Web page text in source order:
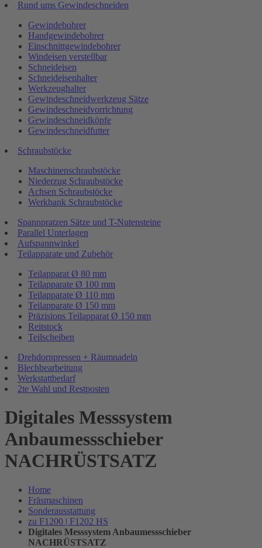
Rund ums Gewindeschneiden
Gewindebohrer
Handgewindebohrer
Einschnittgewindebohrer
Windeisen verstellbar
Schneideisen
Schneideisenhalter
Werkzeughalter
Gewindeschneidwerkzeug Sätze
Gewindeschneidvorrichtung
Gewindeschneidköpfe
Gewindeschneidfutter
Schraubstöcke
Maschinenschraubstöcke
Niederzug Schraubstöcke
Achsen Schraubstöcke
Werkbank Schraubstöcke
Spannpratzen Sätze und T-Nutensteine
Parallel Unterlagen
Aufspannwinkel
Teilapparate und Zubehör
Teilapparat Ø 80 mm
Teilapparate Ø 100 mm
Teilapparate Ø 110 mm
Teilapparate Ø 150 mm
Präzisions Teilapparat Ø 150 mm
Reitstock
Teilscheiben
Drehdornpressen + Räumnadeln
Blechbearbeitung
Werkstattbedarf
2te Wahl und Restposten
Digitales Messsystem
Anbaumessschieber
NACHRÜSTSATZ
Home
Fräsmaschinen
Sonderausstattung
zu F1200 | F1202 HS
Digitales Messsystem Anbaumessschieber
NACHRÜSTSATZ